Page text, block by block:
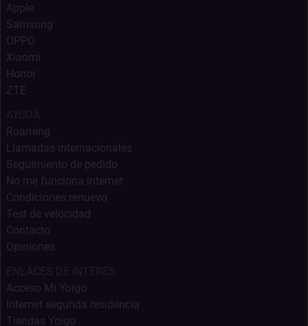
Apple
Samsung
OPPO
Xiaomi
Honor
ZTE
Roaming
Llamadas internacionales
Seguimiento de pedido
No me funciona internet
Condiciones renuevo
Test de velocidad
Contacto
Opiniones
Acceso Mi Yoigo
Internet segunda residencia
Tiendas Yoigo